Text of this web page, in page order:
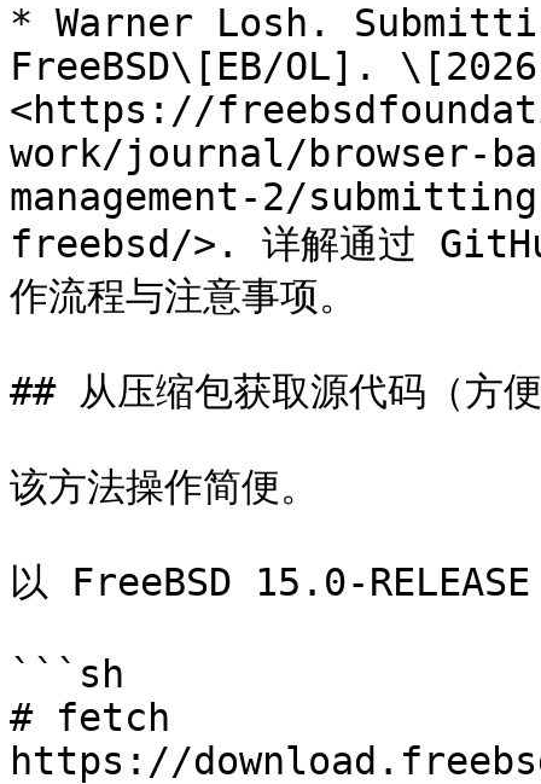
* Warner Losh.
FreeBSD\[EB/OL].
<https://
work/journal/browser-
management-2/
freebsd/>. 详解通过
作流程与注意事项。
## 从压缩包获取源代码（方
该方法操作简便。
以 FreeBSD 15.0-
```sh
# fetch
https://